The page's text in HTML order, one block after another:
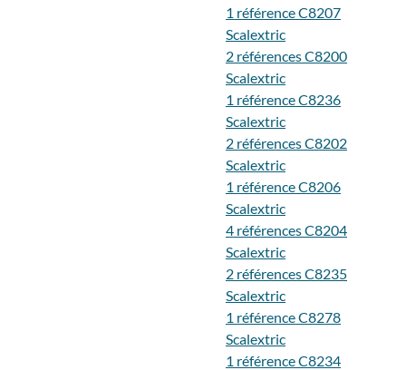
1 référence C8207
Scalextric
2 références C8200
Scalextric
1 référence C8236
Scalextric
2 références C8202
Scalextric
1 référence C8206
Scalextric
4 références C8204
Scalextric
2 références C8235
Scalextric
1 référence C8278
Scalextric
1 référence C8234